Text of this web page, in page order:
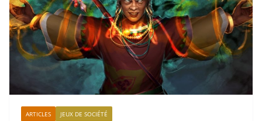
ARTICLES JEUX DE SOCIÉTÉ